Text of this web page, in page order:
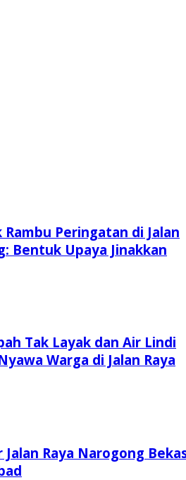
Peringatan di Jalan
Bentuk Upaya Jinakkan
Tak Layak dan Air Lindi
Warga di Jalan Raya
Raya Narogong